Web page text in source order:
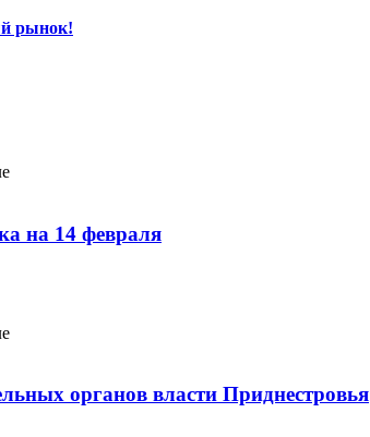
рынок!
на 14 февраля
органов власти Приднестровья